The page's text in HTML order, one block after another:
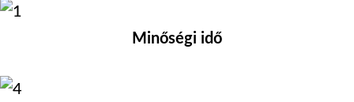
Minőségi idő